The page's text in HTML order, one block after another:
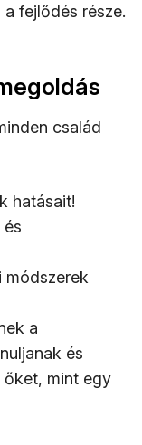
fejlődés része.
család
hatásait!
módszerek
a
és
őket, mint egy